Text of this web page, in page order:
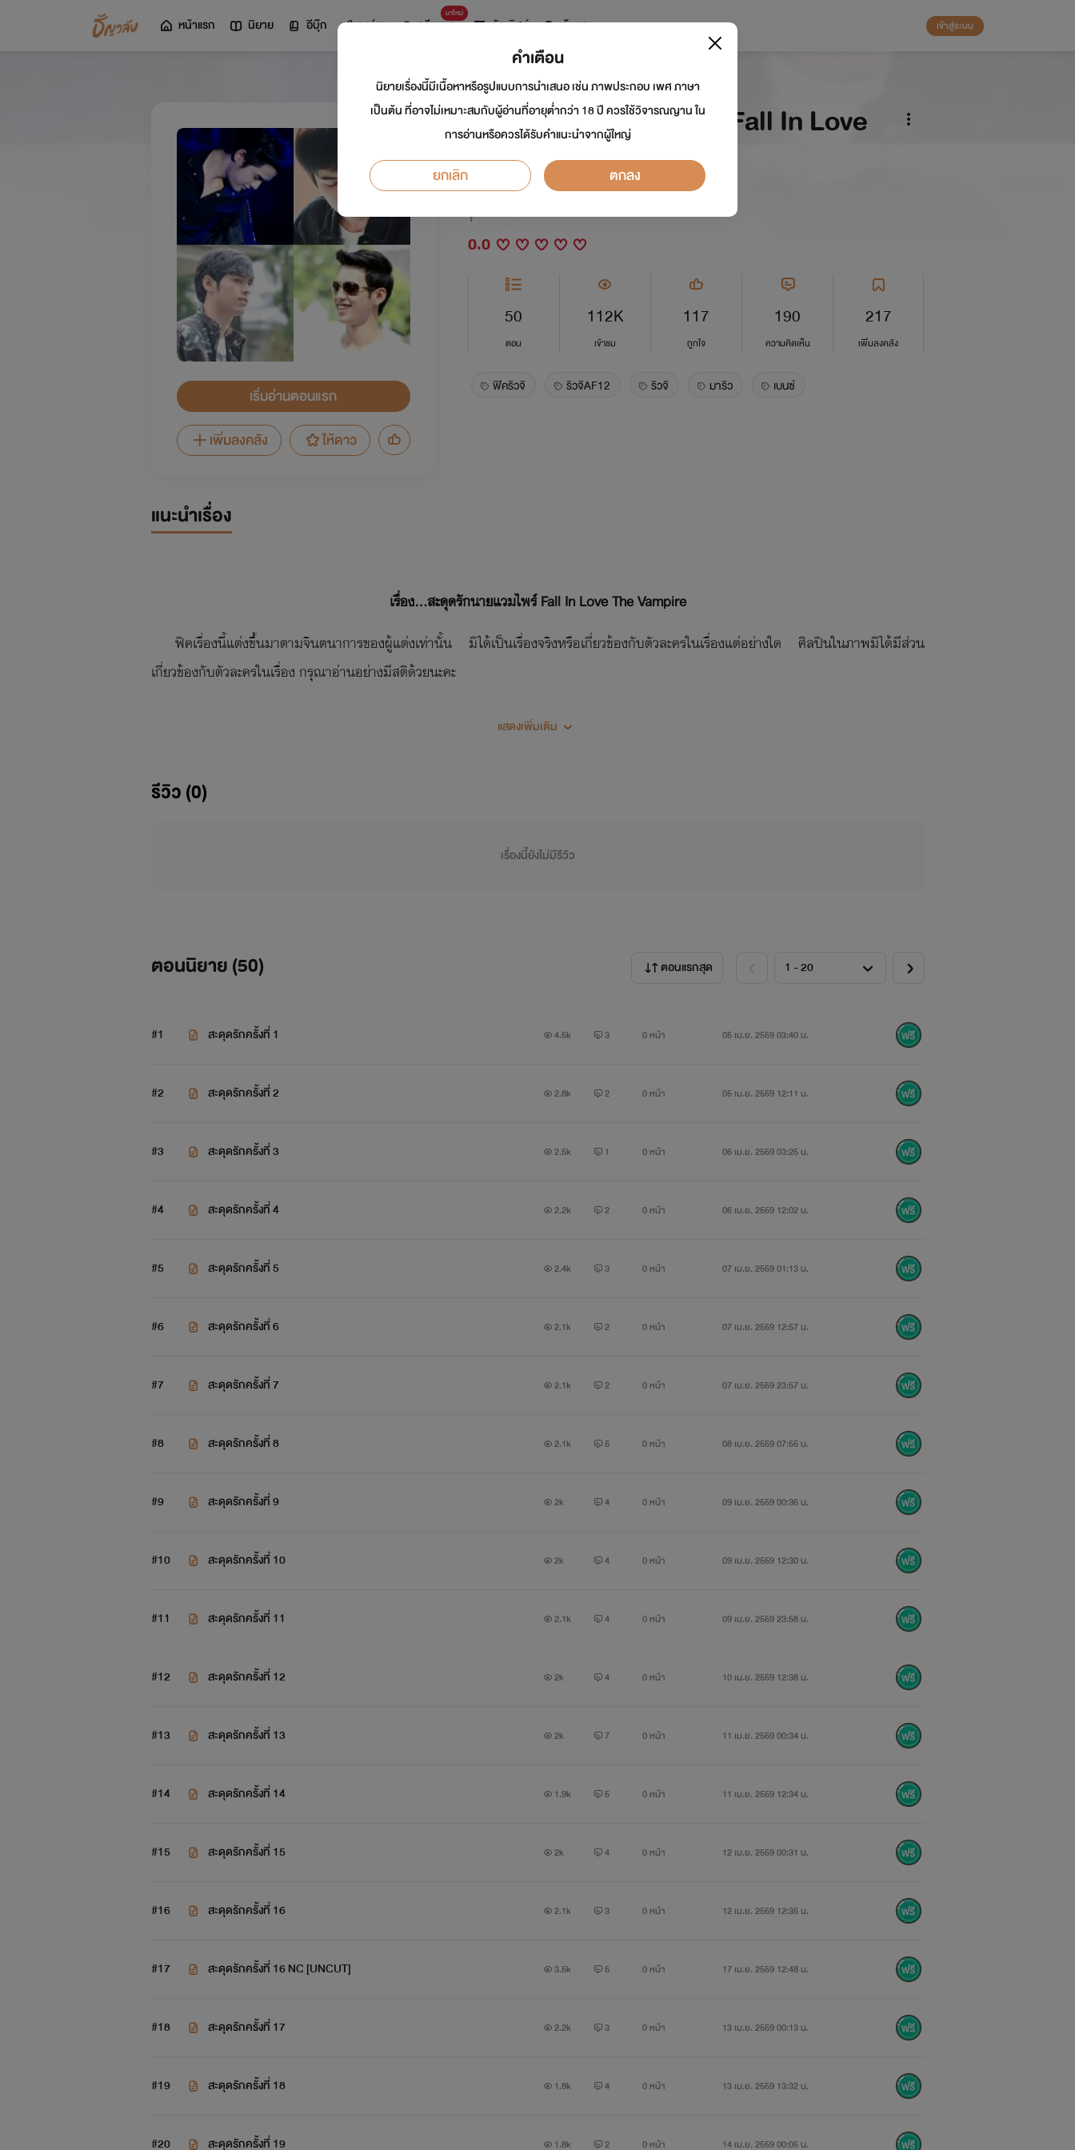
หน้าแรก นิยาย อีบุ๊ก การ์ตูน
มาใหม่
ดรีมแชท ธัญลิสต์ ค้นหา เข้าสู่ระบบ
เริ่มอ่านตอนแรก
เพิ่มลงคลัง
ให้ดาว
สะดุดรักนายแวมไพร์ Fall In Love
The Vampire
นักเขียน:^^นักเขียนอิสระ^^
Y
0.0
50
ตอน
112K
เข้าชม
117
ถูกใจ
190
ความคิดเห็น
217
เพิ่มลงคลัง
ฟิคริวจิ ริวจิAF12 ริวจิ มาริว เบนซ์
แนะนำเรื่อง
เรื่อง...สะดุดรักนายแวมไพร์Fall In Love The Vampire
ฟิคเรื่องนี้แต่งขึ้นมาตามจินตนาการของผู้แต่งเท่านั้น มิได้เป็นเรื่องจริงหรือเกี่ยวข้องกับตัวละครในเรื่องแต่อย่างใด ศิลปินในภาพมิได้มีส่วน
เกี่ยวข้องกับตัวละครในเรื่อง กรุณาอ่านอย่างมีสติด้วยนะคะ
เพราะผมไม่เหมือนคนอื่น ผมเป็น แวมไพร์”
ชั้นชักจะหลงรักนายแล้วสิ”
...ฝากกันด้วยนะคร้าา...
แสดงเพิ่มเติม
รีวิว (0)
เรื่องนี้ยังไม่มีรีวิว
ตอนนิยาย (50) ตอนแรกสุด
#1 สะดุดรักครั้งที่ 1 4.5k 3 0 หน้า 05 เม.ย. 2559 03:40 น.
#2 สะดุดรักครั้งที่ 2 2.8k 2 0 หน้า 05 เม.ย. 2559 12:11 น.
#3 สะดุดรักครั้งที่ 3 2.5k 1 0 หน้า 06 เม.ย. 2559 03:25 น.
#4 สะดุดรักครั้งที่ 4 2.2k 2 0 หน้า 06 เม.ย. 2559 12:02 น.
#5 สะดุดรักครั้งที่ 5 2.4k 3 0 หน้า 07 เม.ย. 2559 01:13 น.
#6 สะดุดรักครั้งที่ 6 2.1k 2 0 หน้า 07 เม.ย. 2559 12:57 น.
#7 สะดุดรักครั้งที่ 7 2.1k 2 0 หน้า 07 เม.ย. 2559 23:57 น.
#8 สะดุดรักครั้งที่ 8 2.1k 5 0 หน้า 08 เม.ย. 2559 07:55 น.
#9 สะดุดรักครั้งที่ 9 2k 4 0 หน้า 09 เม.ย. 2559 00:36 น.
#10 สะดุดรักครั้งที่ 10 2k 4 0 หน้า 09 เม.ย. 2559 12:30 น.
#11 สะดุดรักครั้งที่ 11 2.1k 4 0 หน้า 09 เม.ย. 2559 23:58 น.
#12 สะดุดรักครั้งที่ 12 2k 4 0 หน้า 10 เม.ย. 2559 12:38 น.
#13 สะดุดรักครั้งที่ 13 2k 7 0 หน้า 11 เม.ย. 2559 00:34 น.
#14 สะดุดรักครั้งที่ 14 1.9k 5 0 หน้า 11 เม.ย. 2559 12:34 น.
#15 สะดุดรักครั้งที่ 15 2k 4 0 หน้า 12 เม.ย. 2559 00:31 น.
#16 สะดุดรักครั้งที่ 16 2.1k 3 0 หน้า 12 เม.ย. 2559 12:35 น.
#17 สะดุดรักครั้งที่ 16 NC [UNCUT] 3.5k 5 0 หน้า 17 เม.ย. 2559 12:48 น.
#18 สะดุดรักครั้งที่ 17 2.2k 3 0 หน้า 13 เม.ย. 2559 00:13 น.
#19 สะดุดรักครั้งที่ 18 1.8k 4 0 หน้า 13 เม.ย. 2559 13:32 น.
#20 สะดุดรักครั้งที่ 19 1.8k 2 0 หน้า 14 เม.ย. 2559 00:05 น.
คำเตือน
นิยายเรื่องนี้มีเนื้อหาหรือรูปแบบการนำเสนอ เช่น ภาพประกอบ เพศ ภาษา
เป็นต้น ที่อาจไม่เหมาะสมกับผู้อ่านที่อายุต่ำกว่า 18 ปี ควรใช้วิจารณญาน ใน
การอ่านหรือควรได้รับคำแนะนำจากผู้ใหญ่
ยกเลิก ตกลง